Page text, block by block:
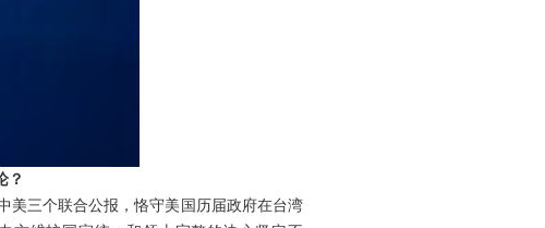
？
美三个联合公报，恪守美国历届政府在台湾